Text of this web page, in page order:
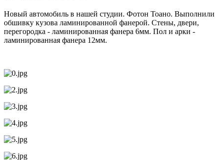
Новый автомобиль в нашей студии. Фотон Тоано. Выполнили
обшивку кузова ламинированной фанерой. Стены, двери,
перегородка - ламинированная фанера 6мм. Пол и арки -
ламинированная фанера 12мм.